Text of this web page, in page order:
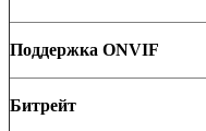
Поддержка ONVIF
Битрейт